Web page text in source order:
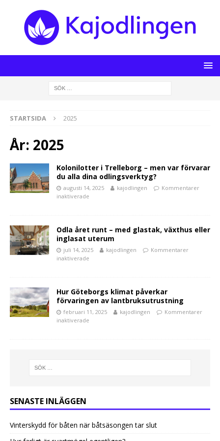
STARTSIDA 2025
År: 2025
Kolonilotter i Trelleborg – men var förvarar
du alla dina odlingsverktyg?
augusti 14, 2025 kajodlingen
Kommentarer
inaktiverade
Odla året runt – med glastak, växthus eller
inglasat uterum
juli 14, 2025 kajodlingen
Kommentarer
inaktiverade
Hur Göteborgs klimat påverkar
förvaringen av lantbruksutrustning
februari 11, 2025 kajodlingen
Kommentarer
inaktiverade
SENASTE INLÄGGEN
Vinterskydd för båten när båtsäsongen tar slut